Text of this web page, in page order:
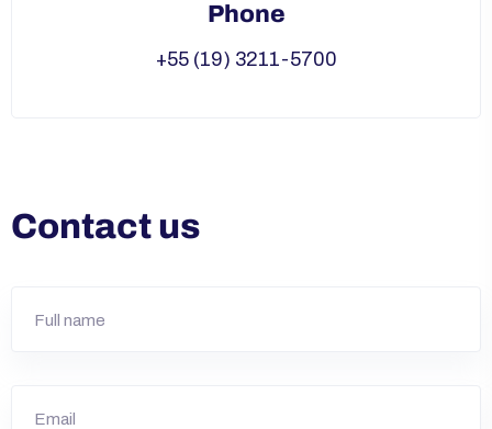
Phone
+55 (19) 3211-5700
Contact us